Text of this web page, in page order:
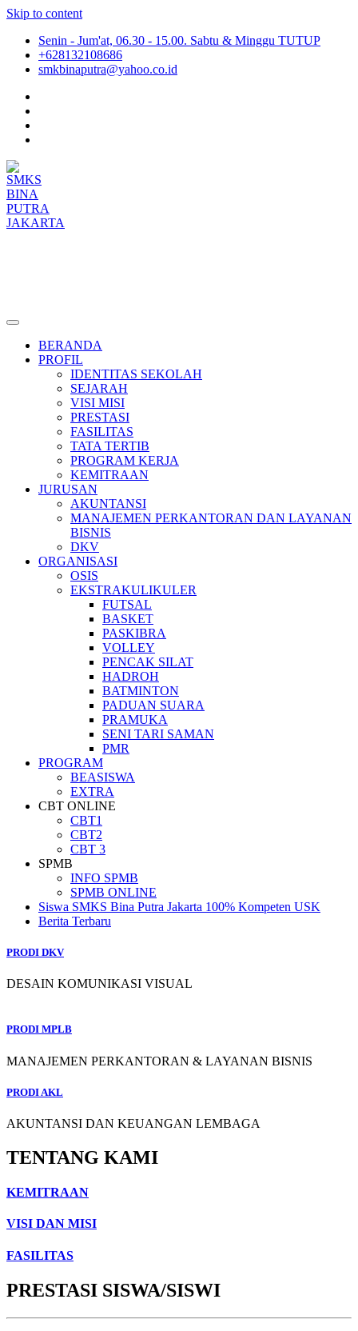
Skip to content
Senin - Jum'at, 06.30 - 15.00. Sabtu & Minggu TUTUP
+628132108686
smkbinaputra@yahoo.co.id
BERANDA
PROFIL
IDENTITAS SEKOLAH
SEJARAH
VISI MISI
PRESTASI
FASILITAS
TATA TERTIB
PROGRAM KERJA
KEMITRAAN
JURUSAN
AKUNTANSI
MANAJEMEN PERKANTORAN DAN LAYANAN
BISNIS
DKV
ORGANISASI
OSIS
EKSTRAKULIKULER
FUTSAL
BASKET
PASKIBRA
VOLLEY
PENCAK SILAT
HADROH
BATMINTON
PADUAN SUARA
PRAMUKA
SENI TARI SAMAN
PMR
PROGRAM
BEASISWA
EXTRA
CBT ONLINE
CBT1
CBT2
CBT 3
SPMB
INFO SPMB
SPMB ONLINE
Siswa SMKS Bina Putra Jakarta 100% Kompeten USK
Berita Terbaru
PRODI DKV
DESAIN KOMUNIKASI VISUAL
PRODI MPLB
MANAJEMEN PERKANTORAN & LAYANAN BISNIS
PRODI AKL
AKUNTANSI DAN KEUANGAN LEMBAGA
TENTANG KAMI
KEMITRAAN
VISI DAN MISI
FASILITAS
PRESTASI SISWA/SISWI